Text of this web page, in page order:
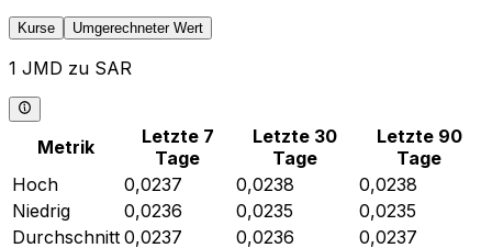
Kurse Umgerechneter Wert
1 JMD zu SAR
Metrik
Letzte 7
Tage
Letzte 30
Tage
Letzte 90
Tage
Hoch
0,0237 0,0238
0,0238
Niedrig
0,0236 0,0235
0,0235
Durchschnitt 0,0237 0,0236
0,0237